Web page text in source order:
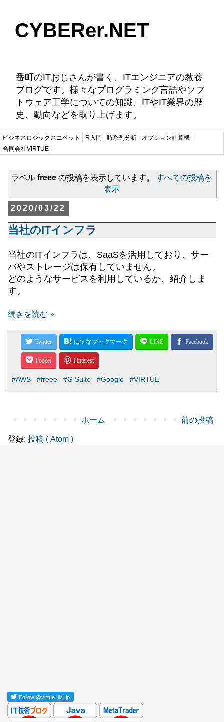
CYBERer.NET
番町のITおじさんが書く、ITエンジニアの教養
ブログです。様々なプログラミング言語やソフ
トウェア工学についての知識、ITやIT業界の歴
史、動向などを取り上げます。
ビジネスロジックスニペット R入門 時系列分析
オプション計算機
合同会社VIRTUE
ラベル freee の投稿を表示しています。 すべての投稿を
表示
2020/03/22
当社のITインフラ
当社のITインフラは、SaaSを活用しており、サー
バやストレージは保有していません。
どのようなサービスを利用しているか、紹介しま
す。
続きを読む »
#AWS #freee #G Suite #Google #VIRTUE
前の投稿
ホーム
登録: 投稿 ( Atom )
Follow@virtue_llc_jp